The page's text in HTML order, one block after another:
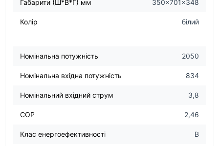
Габарити (Ш*В*Г) мм 350×701×348
Колір білий
Номінальна потужність 2050
Номінальна вхідна потужність 834
Номінальний вхідний струм 3,8
COP 2,46
Клас енергоефективності B